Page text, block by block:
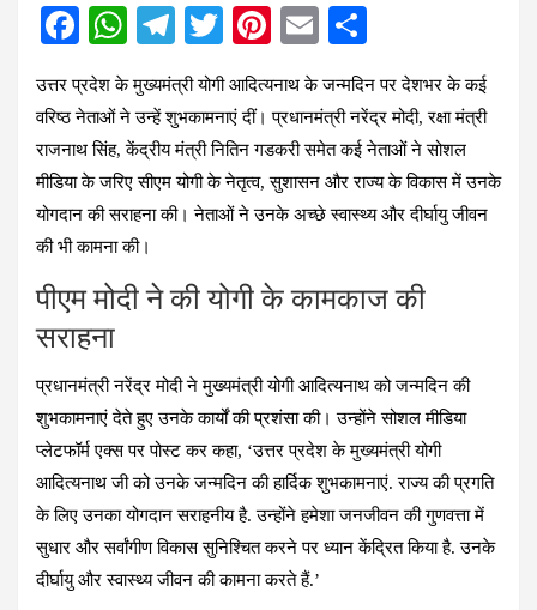
F
a
ce
b
o
o
k
W
at
s
A
p
p
T
el
e
gr
a
m
T
wi
tt
er
Pi
er
es
t
E
ail ar
e
उत्तर प्रदेश के मुख्यमंत्री योगी आदित्यनाथ के जन्मदिन पर देशभर के कई
वरिष्ठ नेताओं ने उन्हें शुभकामनाएं दीं। प्रधानमंत्री नरेंद्र मोदी, रक्षा मंत्री
राजनाथ सिंह, केंद्रीय मंत्री नितिन गडकरी समेत कई नेताओं ने सोशल
मीडिया के जरिए सीएम योगी के नेतृत्व, सुशासन और राज्य के विकास में उनके
योगदान की सराहना की। नेताओं ने उनके अच्छे स्वास्थ्य और दीर्घायु जीवन
की भी कामना की।
पीएम मोदी ने की योगी के कामकाज की
सराहना
प्रधानमंत्री नरेंद्र मोदी ने मुख्यमंत्री योगी आदित्यनाथ को जन्मदिन की
शुभकामनाएं देते हुए उनके कार्यों की प्रशंसा की। उन्होंने सोशल मीडिया
प्लेटफॉर्म एक्स पर पोस्ट कर कहा, ‘उत्तर प्रदेश के मुख्यमंत्री योगी
आदित्यनाथ जी को उनके जन्मदिन की हार्दिक शुभकामनाएं. राज्य की प्रगति
के लिए उनका योगदान सराहनीय है. उन्होंने हमेशा जनजीवन की गुणवत्ता में
सुधार और सर्वांगीण विकास सुनिश्चित करने पर ध्यान केंद्रित किया है. उनके
दीर्घायु और स्वास्थ्य जीवन की कामना करते हैं.’